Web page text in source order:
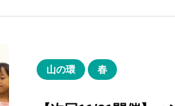
山の環 春